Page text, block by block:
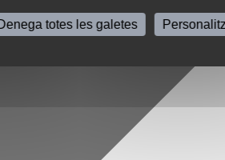
totes les galetes